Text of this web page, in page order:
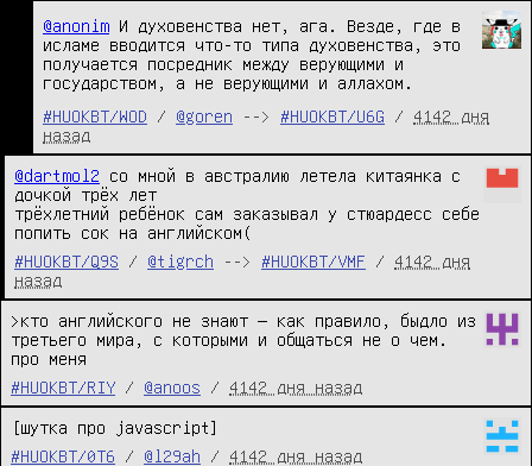
@anonim И духовенства нет, ага. Везде, где в
исламе вводится что-то типа духовенства, это
получается посредник между верующими и
государством, а не верующими и аллахом.
#HUOKBT/WOD
/ @goren --> #HUOKBT/U6G / 4142 дня
назад
@dartmol2 со мной в австралию летела китаянка с
дочкой трёх лет
трёхлетний ребёнок сам заказывал у стюардесс себе
попить сок на английском(
#HUOKBT/Q9S
/ @tigrch --> #HUOKBT/VMF / 4142 дня
назад
>кто английского не знают — как правило, быдло из
третьего мира, с которыми и общаться не о чем.
про меня
#HUOKBT/RIY
/ @anoos / 4142 дня назад
[шутка про javascript]
#HUOKBT/0T6
/ @l29ah / 4142 дня назад